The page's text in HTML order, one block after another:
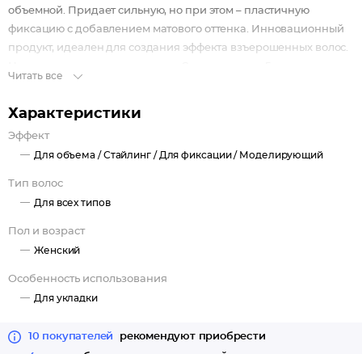
объемной. Придает сильную, но при этом – пластичную
фиксацию с добавлением матового оттенка. Инновационный
продукт, идеален для создания эффекта взъерошенных волос.
Читать все
Характеристики
Эффект
Для объема /Стайлинг / Для фиксации / Моделирующий
Тип волос
Для всех типов
Пол и возраст
Женский
Особенность использования
Для укладки
10 покупателей
рекомендуют приобрести